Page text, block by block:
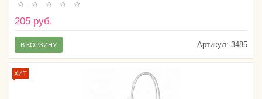
205 руб.
Артикул: 3485
В КОРЗИНУ
ХИТ